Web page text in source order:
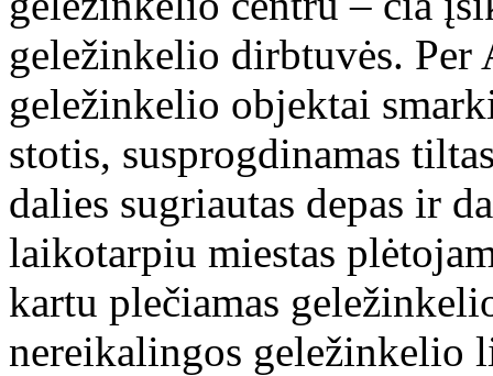
geležinkelio dirbtuvės. Per
geležinkelio objektai
stotis, susprogdinamas
dalies sugriautas depas ir
laikotarpiu miestas
kartu plečiamas
nereikalingos geležinkelio